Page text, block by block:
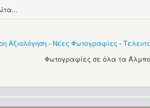
Αξιολόγηση- Νέες Φωτογραφίες -
Φωτογραφίες σε όλα τα